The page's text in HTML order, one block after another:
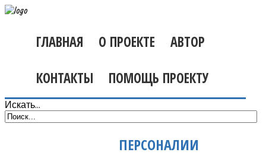
ГЛАВНАЯ О ПРОЕКТЕ
АВТОР
КОНТАКТЫ
ПОМОЩЬ ПРОЕКТУ
Искать...
ПЕРСОНАЛИИ